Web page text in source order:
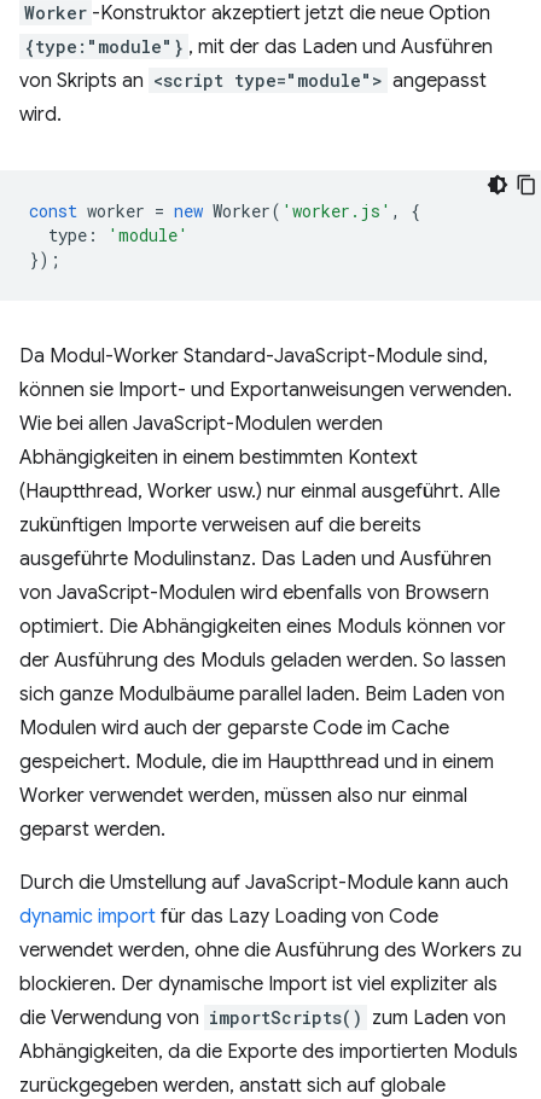
Worker -Konstruktor akzeptiert jetzt die neue Option
{type:"module"} , mit der das Laden und Ausführen
von Skripts an <script type="module"> angepasst
wird.
const worker = new Worker( 'worker.js' ,
{
type :
'module'
});
Da Modul-Worker Standard-JavaScript-Module sind,
können sie Import- und Exportanweisungen verwenden.
Wie bei allen JavaScript-Modulen werden
Abhängigkeiten in einem bestimmten Kontext
(Hauptthread, Worker usw.) nur einmal ausgeführt. Alle
zukünftigen Importe verweisen auf die bereits
ausgeführte Modulinstanz. Das Laden und Ausführen
von JavaScript-Modulen wird ebenfalls von Browsern
optimiert. Die Abhängigkeiten eines Moduls können vor
der Ausführung des Moduls geladen werden. So lassen
sich ganze Modulbäume parallel laden. Beim Laden von
Modulen wird auch der geparste Code im Cache
gespeichert. Module, die im Hauptthread und in einem
Worker verwendet werden, müssen also nur einmal
geparst werden.
Durch die Umstellung auf JavaScript-Module kann auch
dynamic import für das Lazy Loading von Code
verwendet werden, ohne die Ausführung des Workers zu
blockieren. Der dynamische Import ist viel expliziter als
die Verwendung von importScripts() zum Laden von
Abhängigkeiten, da die Exporte des importierten Moduls
zurückgegeben werden, anstatt sich auf globale